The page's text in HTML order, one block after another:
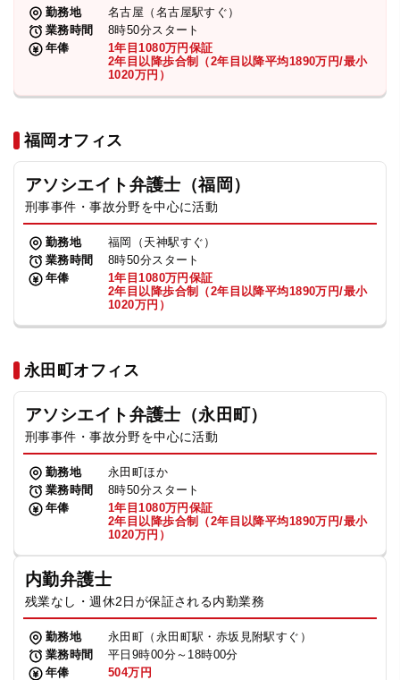
勤務地
名古屋（名古屋駅すぐ）
業務時間
8時50分スタート
年俸
1年目1080万円保証
2年目以降歩合制（2年目以降平均1890万円/最小
1020万円）
福岡オフィス
アソシエイト弁護士（福岡）
刑事事件・事故分野を中心に活動
勤務地
福岡（天神駅すぐ）
業務時間
8時50分スタート
年俸
1年目1080万円保証
2年目以降歩合制（2年目以降平均1890万円/最小
1020万円）
永田町オフィス
アソシエイト弁護士（永田町）
刑事事件・事故分野を中心に活動
勤務地
永田町ほか
業務時間
8時50分スタート
年俸
1年目1080万円保証
2年目以降歩合制（2年目以降平均1890万円/最小
1020万円）
内勤弁護士
残業なし・週休2日が保証される内勤業務
勤務地
永田町（永田町駅・赤坂見附駅すぐ）
業務時間
平日9時00分～18時00分
年俸
504万円